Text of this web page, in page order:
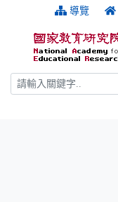
跳到主要內容 導覽
搜尋